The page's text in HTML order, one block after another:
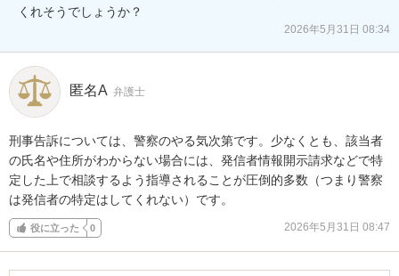
くれそうでしょうか？
2026年5月31日 08:34
匿名A 弁護士
刑事告訴については、警察のやる気次第です。少なくとも、該当者
の氏名や住所がわからない場合には、発信者情報開示請求などで特
定した上で相談するよう指導されることが圧倒的多数（つまり警察
は発信者の特定はしてくれない）です。
役に立った 0 2026年5月31日 08:47